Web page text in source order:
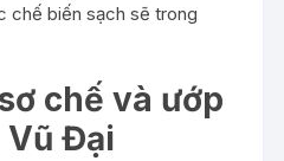
chế biến sạch sẽ trong
chế và ướp
Vũ Đại